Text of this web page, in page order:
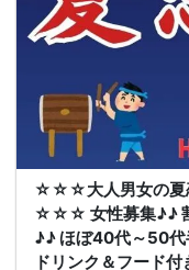
☆☆☆大人男女の夏
☆☆☆ 女性募集♪♪
♪♪ ほぼ40代～50代
ドリンク＆フード